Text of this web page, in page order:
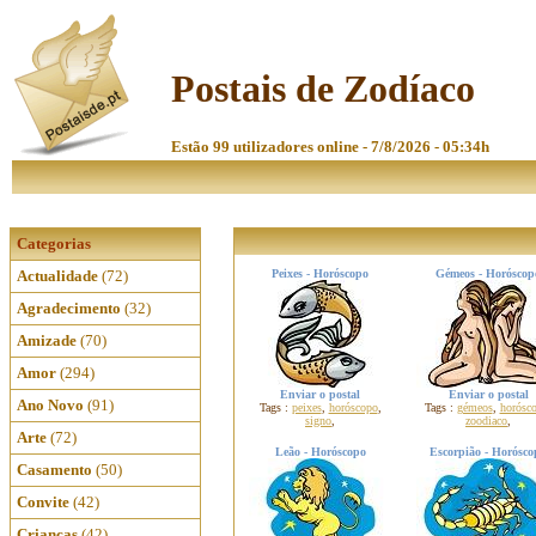
Postais de Zodíaco
Estão 99 utilizadores online - 7/8/2026 - 05:34h
Categorias
Actualidade (72)
Agradecimento (32)
Amizade (70)
Amor (294)
Ano Novo (91)
Arte (72)
Casamento (50)
Convite (42)
Peixes - Horóscopo
Enviar o postal
Tags : peixes, horóscopo,
signo
Gémeos -
Enviar o postal
Tags : gémeos,
zoodiaco
Leão - Horóscopo Escorpião -